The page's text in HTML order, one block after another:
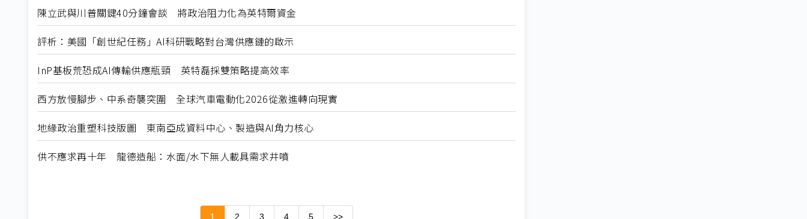
陳立武與川普關鍵40分鐘會談 將政治阻力化為英特爾資金
評析：美國「創世紀任務」AI科研戰略對台灣供應鏈的啟示
InP基板荒恐成AI傳輸供應瓶頸 英特磊採雙策略提高效率
西方放慢腳步、中系奇襲突圍 全球汽車電動化2026從激進轉向現實
地緣政治重塑科技版圖 東南亞成資料中心、製造與AI角力核心
供不應求再十年 龍德造船：水面/水下無人載具需求井噴
1 2 3 4 5 >>